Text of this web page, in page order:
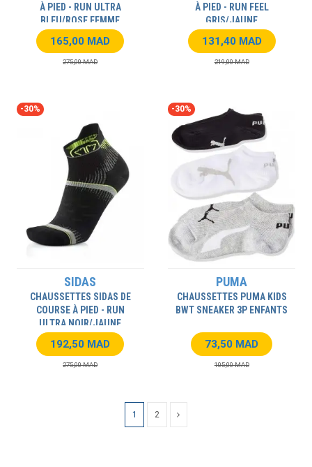
À PIED - RUN ULTRA
BLEU/ROSE FEMME
165,00 MAD
275,00 MAD
À PIED - RUN FEEL
GRIS/JAUNE
131,40 MAD
219,00 MAD
-30%
SIDAS
CHAUSSETTES SIDAS DE
COURSE À PIED - RUN
ULTRA NOIR/JAUNE
192,50 MAD
275,00 MAD
-30%
PUMA
CHAUSSETTES PUMA KIDS
BWT SNEAKER 3P ENFANTS
73,50 MAD
105,00 MAD
1 2